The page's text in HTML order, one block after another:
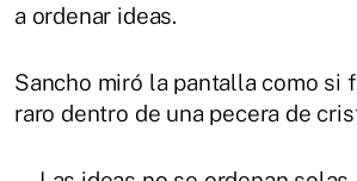
a ordenar ideas.
Sancho miró la pantalla como si
raro dentro de una pecera de